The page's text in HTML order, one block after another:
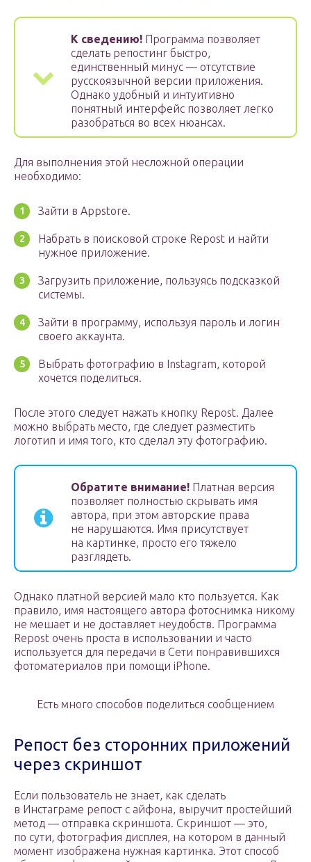
К сведению! Программа позволяет
сделать репостинг быстро,
единственный минус — отсутствие
русскоязычной версии приложения.
Однако удобный и интуитивно
понятный интерфейс позволяет легко
разобраться во всех нюансах.
Для выполнения этой несложной операции
необходимо:
Зайти в Appstore.
Набрать в поисковой строке Repost и найти
нужное приложение.
Загрузить приложение, пользуясь подсказкой
системы.
Зайти в программу, используя пароль и логин
своего аккаунта.
Выбрать фотографию в Instagram, которой
хочется поделиться.
После этого следует нажать кнопку Repost. Далее
можно выбрать место, где следует разместить
логотип и имя того, кто сделал эту фотографию.
Обратите внимание! Платная версия
позволяет полностью скрывать имя
автора, при этом авторские права
не нарушаются. Имя присутствует
на картинке, просто его тяжело
разглядеть.
Однако платной версией мало кто пользуется. Как
правило, имя настоящего автора фотоснимка никому
не мешает и не доставляет неудобств. Программа
Repost очень проста в использовании и часто
используется для передачи в Сети понравившихся
фотоматериалов при помощи iPhone.
Есть много способов поделиться сообщением
Репост без сторонних приложений
через скриншот
Если пользователь не знает, как сделать
в Инстаграме репост с айфона, выручит простейший
метод — отправка скриншота. Скриншот — это,
по сути, фотография дисплея, на котором в данный
момент изображена нужная картинка. Этот способ